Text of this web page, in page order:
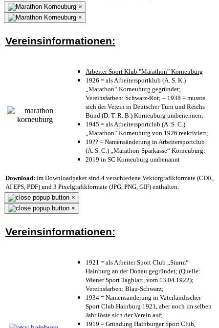
×
×
Vereinsinformationen:
Arbeiter Sport Klub "Marathon" Korneuburg
1926 = als Arbeitersportklub (A. S. K.)
„Marathon“ Korneuburg gegründet;
Vereinsfarben: Schwarz-Rot; – 1938 = musste
sich der Verein in Deutscher Turn und Reichs
Bund (D. T. R. B.) Korneuburg umbenennen;
1945 = als Arbeitersportclub (A. S. C.)
„Marathon“ Korneuburg von 1926 reaktiviert;
19?? = Namensänderung in Arbeitersportclub
(A. S. C.) „Marathon-Sparkasse“ Korneuburg;
2019 in SC Korneuburg umbenannt
Download: Im Downloadpaket sind 4 verschiedene Vektorgrafikformate (CDR,
AI EPS, PDF) und 3 Pixelgrafikformate (JPG, PNG, GIF) enthalten.
×
×
Vereinsinformationen:
1921 = als Arbeiter Sport Club „Sturm“
Hainburg an der Donau gegründet; (Quelle:
Wiener Sport Tagblatt, vom 13.04.1922);
Vereinsfarben: Blau-Schwarz;
1934 = Namensänderung in Vaterländischer
Sport Club Hainburg 1921, aber noch im selben
Jahr löste sich der Verein auf;
1919 = Gründung Hainburger Sport Club,